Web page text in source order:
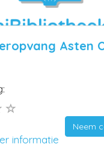
Asten
Neem
informatie